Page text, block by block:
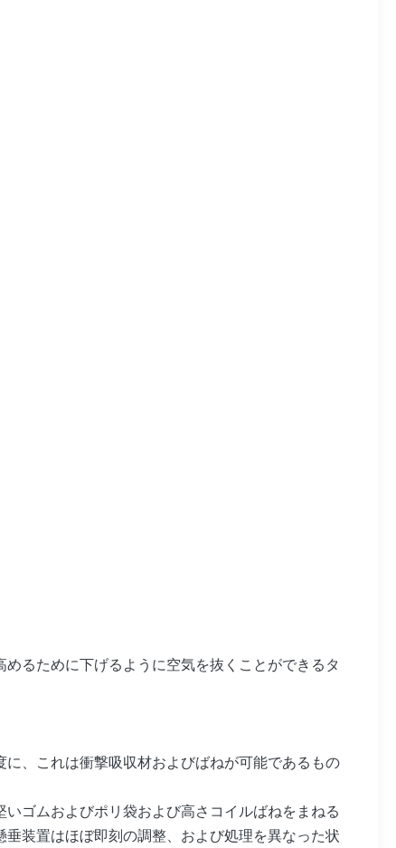
るために下げるように空気を抜くことができるタ
、これは衝撃吸収材およびばねが可能であるもの
ゴムおよびポリ袋および高さコイルばねをまねる
装置はほぼ即刻の調整、および処理を異なった状